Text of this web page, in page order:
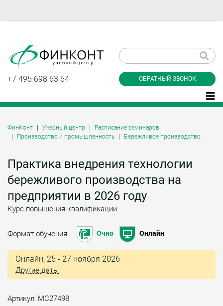
+7 495 698 63 64 ОБРАТНЫЙ ЗВОНОК
ФинКонт Учебный центр
Расписание семинаров
Производство и промышленность
Бережливое производство
Практика внедрения технологии
бережливого производства на
предприятии в 2026 году
Курс повышения квалификации
Формат обучения: Очно Онлайн
Онлайн, 25 - 27 ноября 2026
Другие даты
Артикул: МС27498
звонок
Даю согласие на обработку персональных
Заказать